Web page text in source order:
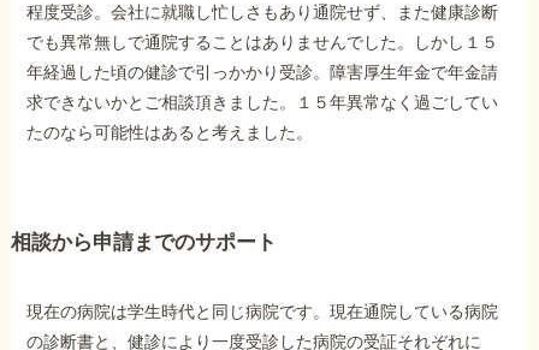
サイトマップ
他社と何が違うの？
当事務所に
程度受診。会社に就職し忙しさもあり通院せず、また健康診断
でも異常無しで通院することはありませんでした。しかし１５
年経過した頃の健診で引っかかり受診。障害厚生年金で年金請
求できないかとご相談頂きました。１５年異常なく過ごしてい
たのなら可能性はあると考えました。
相談から申請までのサポート
現在の病院は学生時代と同じ病院です。現在通院している病院
の診断書と、健診により一度受診した病院の受証それぞれに